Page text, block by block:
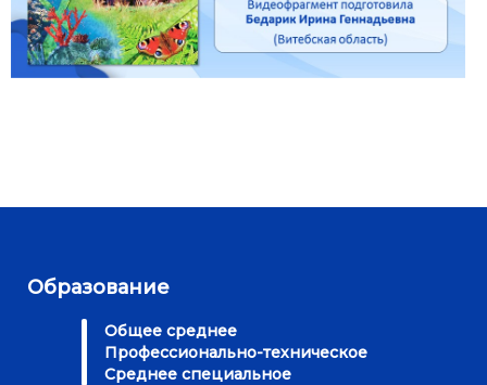
Образование
Общее среднее
Профессионально-техническое
Среднее специальное